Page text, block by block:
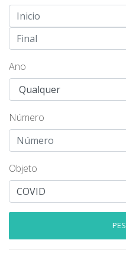
Ano
Número
Objeto